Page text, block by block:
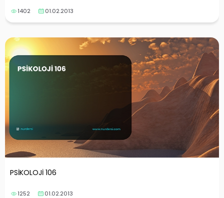
1402 01.02.2013
PSİKOLOJİ 106
1252 01.02.2013